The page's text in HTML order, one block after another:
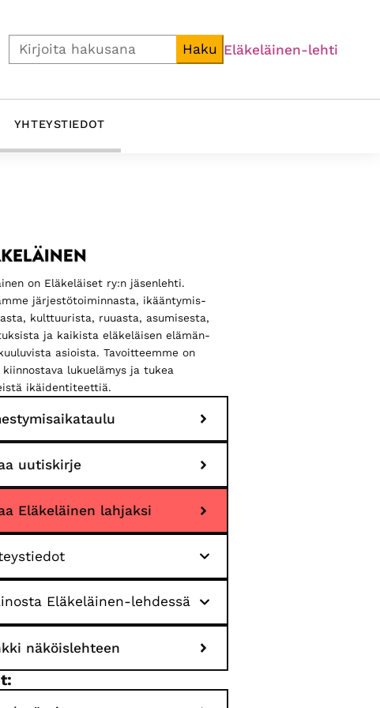
Etsi Haku Eläkeläinen-lehti
YHTEYSTIEDOT
on Eläkeläiset ry:n jäsenlehti.
järjestö­toiminnasta, ikääntymis­
kulttuurista, ruuasta, asumisesta,
ja kaikista eläkeläisen elämän­
asioista. Tavoitteemme on
lukuelämys ja tukea
ikäidentiteettiä.
uutiskirje
Eläkeläinen lahjaksi
Eläkeläinen-lehdessä
näköislehteen